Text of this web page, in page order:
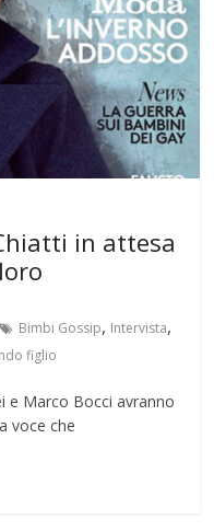
in attesa
Bimbi Gossip, Intervista,
figlio
e Marco Bocci avranno
voce che